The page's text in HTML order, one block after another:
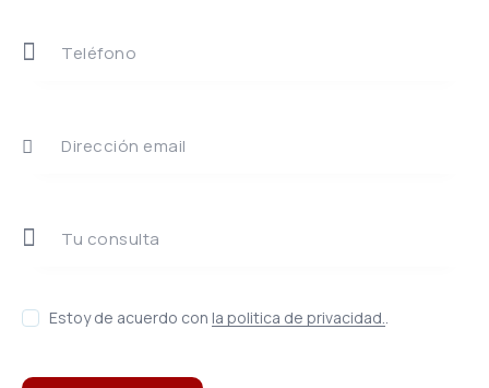
Estoy de acuerdo con la politica de privacidad.